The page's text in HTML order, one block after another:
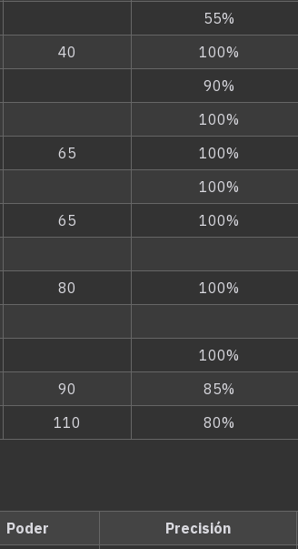
55%
40
100%
90%
100%
65
100%
100%
65
100%
80
100%
100%
90
85%
110 80%
Poder
Precisión